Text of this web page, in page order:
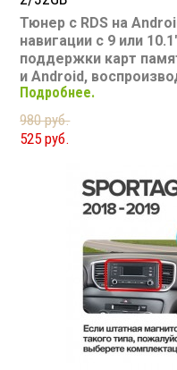
Тюнер с RDS на
навигации с 9 или
поддержки карт
и Android,
Bluetooth,
подходит для Kia
Размер: 2-DIN
Подсветка:
Воспроизведение
Экран: 9 или 10.1"
TV-тюнер: нет
SD карта: нет
AUX вход: есть
Пульт: нет
Bluetooth: есть
Съемная панель: нет
RCA (линейные)
Подробнее.
980 руб.
525 руб.